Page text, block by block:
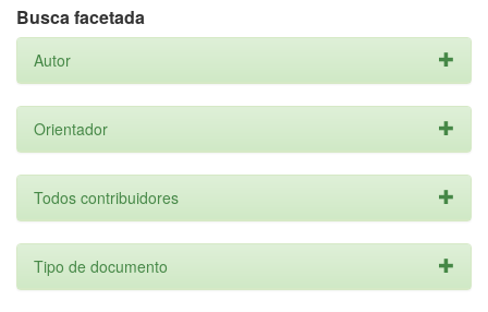
Busca facetada
Autor
Orientador
Todos contribuidores
Tipo de documento